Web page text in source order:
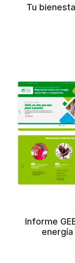
Tu
Informe